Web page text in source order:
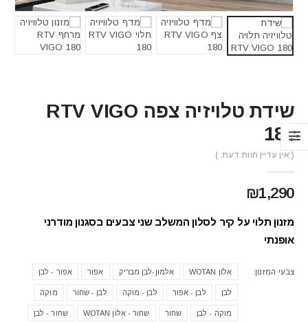
שידת טלויזיה צפה RTV VIGO
180
( אין עדיין חוות דעת. )
₪1,290
מזנון תלוי על קיר לסלון המשלב שני צבעים בסגנון מודרני
אופנתי
צבעי המזנון אלון WOTAN אלמון-לבן מבריק אפור אפור - לבן
לבן לבן - אפור לבן - מוקה לבן - שחור מוקה
מוקה - לבן שחור שחור - אלון WOTAN שחור - לבן